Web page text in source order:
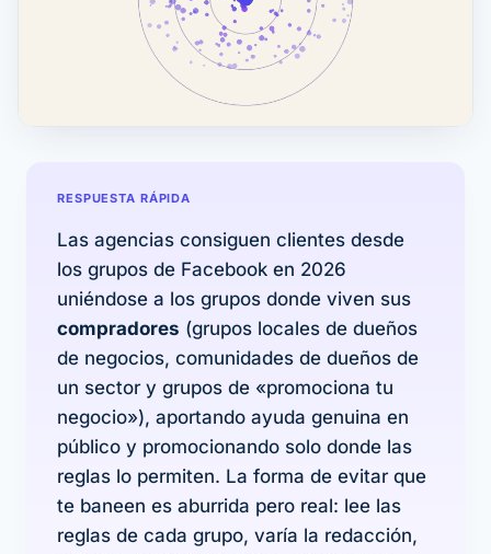
RESPUESTA RÁPIDA
Las agencias consiguen clientes desde
los grupos de Facebook en 2026
uniéndose a los grupos donde viven sus
compradores (grupos locales de dueños
de negocios, comunidades de dueños de
un sector y grupos de «promociona tu
negocio»), aportando ayuda genuina en
público y promocionando solo donde las
reglas lo permiten. La forma de evitar que
te baneen es aburrida pero real: lee las
reglas de cada grupo, varía la redacción,